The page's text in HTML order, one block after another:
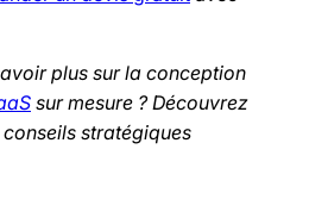
plus sur la conception
sur mesure ? Découvrez
stratégiques